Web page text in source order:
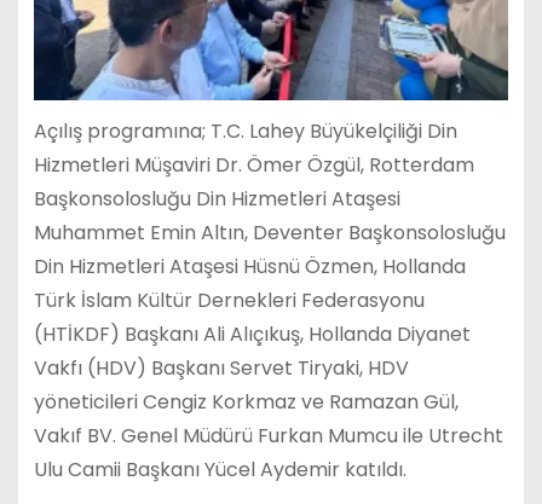
Açılış programına; T.C. Lahey Büyükelçiliği Din
Hizmetleri Müşaviri Dr. Ömer Özgül, Rotterdam
Başkonsolosluğu Din Hizmetleri Ataşesi
Muhammet Emin Altın, Deventer Başkonsolosluğu
Din Hizmetleri Ataşesi Hüsnü Özmen, Hollanda
Türk İslam Kültür Dernekleri Federasyonu
(HTİKDF) Başkanı Ali Alıçıkuş, Hollanda Diyanet
Vakfı (HDV) Başkanı Servet Tiryaki, HDV
yöneticileri Cengiz Korkmaz ve Ramazan Gül,
Vakıf BV. Genel Müdürü Furkan Mumcu ile Utrecht
Ulu Camii Başkanı Yücel Aydemir katıldı.